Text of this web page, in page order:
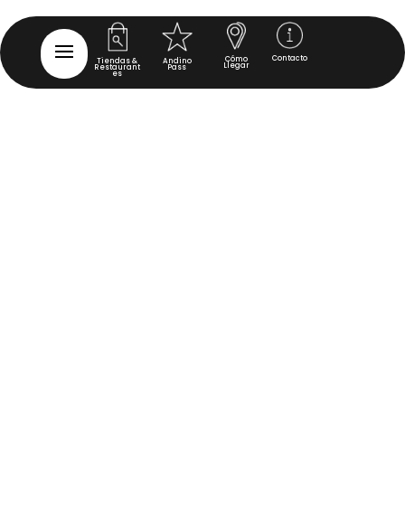
Tiendas &
Restaurant
es
Andino
Pass
Cómo
Llegar
Contacto